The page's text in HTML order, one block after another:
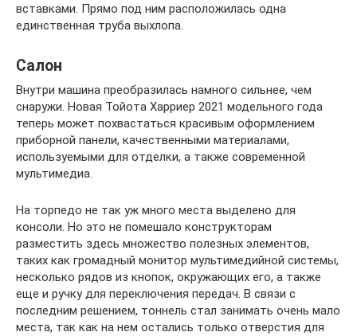
вставками. Прямо под ним расположилась одна
единственная труба выхлопа.
Салон
Внутри машина преобразилась намного сильнее, чем
снаружи. Новая Тойота Харриер 2021 модельного года
теперь может похвастаться красивым оформлением
приборной панели, качественными материалами,
используемыми для отделки, а также современной
мультимедиа.
На торпедо не так уж много места выделено для
консоли. Но это не помешало конструкторам
разместить здесь множество полезных элементов,
таких как громадный монитор мультимедийной системы,
несколько рядов из кнопок, окружающих его, а также
еще и ручку для переключения передач. В связи с
последним решением, тоннель стал занимать очень мало
места, так как на нем остались только отверстия для